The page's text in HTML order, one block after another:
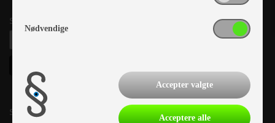
Samtykke til nyhedsbrev
Salgsafdeling:
Nødvendige
Accepter valgte
Acceptere alle